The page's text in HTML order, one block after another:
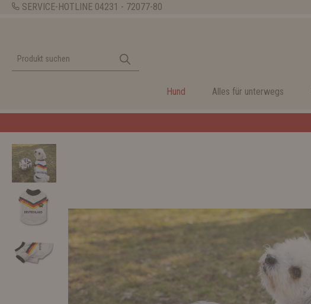
SERVICE-HOTLINE 04231 - 72077-80
Hund Alles für unterwegs